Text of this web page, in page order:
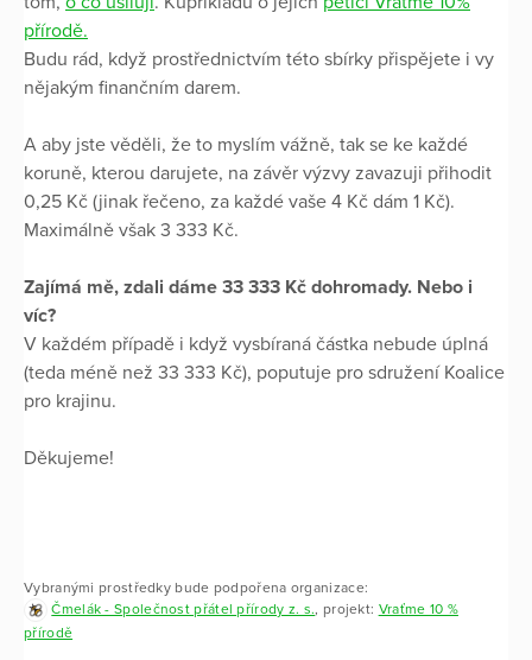
přírodě.
Budu rád, když prostřednictvím této sbírky přispějete i vy
nějakým finančním darem.
A aby jste věděli, že to myslím vážně, tak se ke každé
koruně, kterou darujete, na závěr výzvy zavazuji přihodit
0,25 Kč (jinak řečeno, za každé vaše 4 Kč dám 1 Kč).
Maximálně však 3 333 Kč.
Zajímá mě, zdali dáme 33 333 Kč dohromady. Nebo i
víc?
V každém případě i když vysbíraná částka nebude úplná
(teda méně než 33 333 Kč), poputuje pro sdružení Koalice
pro krajinu.
Děkujeme!
Vybranými prostředky bude podpořena organizace:
Čmelák - Společnost přátel přírody z. s., projekt: Vraťme 10 %
přírodě